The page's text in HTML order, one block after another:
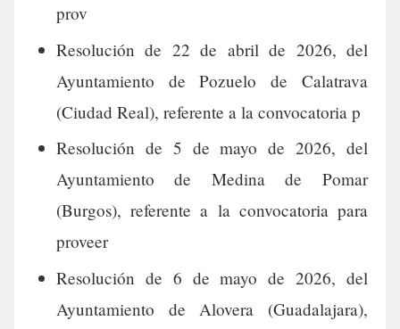
prov
Resolución de 22 de abril de 2026, del
Ayuntamiento de Pozuelo de Calatrava
(Ciudad Real), referente a la convocatoria p
Resolución de 5 de mayo de 2026, del
Ayuntamiento de Medina de Pomar
(Burgos), referente a la convocatoria para
proveer
Resolución de 6 de mayo de 2026, del
Ayuntamiento de Alovera (Guadalajara),